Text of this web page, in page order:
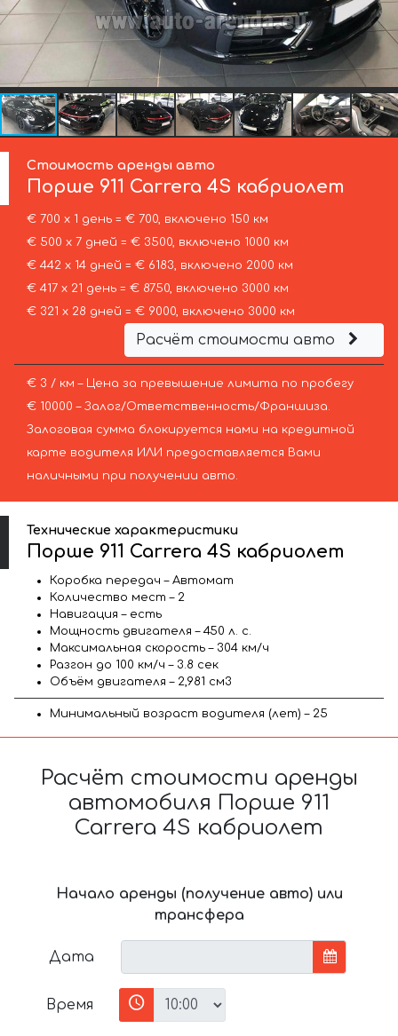
Стоимость аренды авто
Порше 911 Carrera 4S кабриолет
€ 700 х 1 день = € 700, включено 150 км
€ 500 х 7 дней = € 3500, включено 1000 км
€ 442 х 14 дней = € 6183, включено 2000 км
€ 417 х 21 день = € 8750, включено 3000 км
€ 321 х 28 дней = € 9000, включено 3000 км
Расчёт стоимости авто
€ 3 / км – Цена за превышение лимита по пробегу
€ 10000 – Залог/Ответственность/Франшиза.
Залоговая сумма блокируется нами на кредитной
карте водителя ИЛИ предоставляется Вами
наличными при получении авто.
Технические характеристики
Порше 911 Carrera 4S кабриолет
Коробка передач – Автомат
Количество мест – 2
Навигация – есть
Мощность двигателя – 450 л. с.
Максимальная скорость – 304 км/ч
Разгон до 100 км/ч – 3.8 сек
Объём двигателя – 2,981 см3
Минимальный возраст водителя (лет) – 25
Расчёт стоимости аренды
автомобиля Порше 911
Carrera 4S кабриолет
Начало аренды (получение авто) или
трансфера
Дата
Время